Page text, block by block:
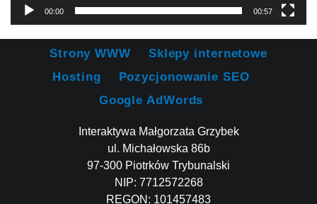
00:00 00:57
Strony WWW
Sklepy internetowe
Hosting
Pozycjonowanie SEO
Google AdWords
Interaktywa Małgorzata Grzybek
ul. Michałowska 86b
97-300 Piotrków Trybunalski
NIP: 7712572268
REGON: 101457483